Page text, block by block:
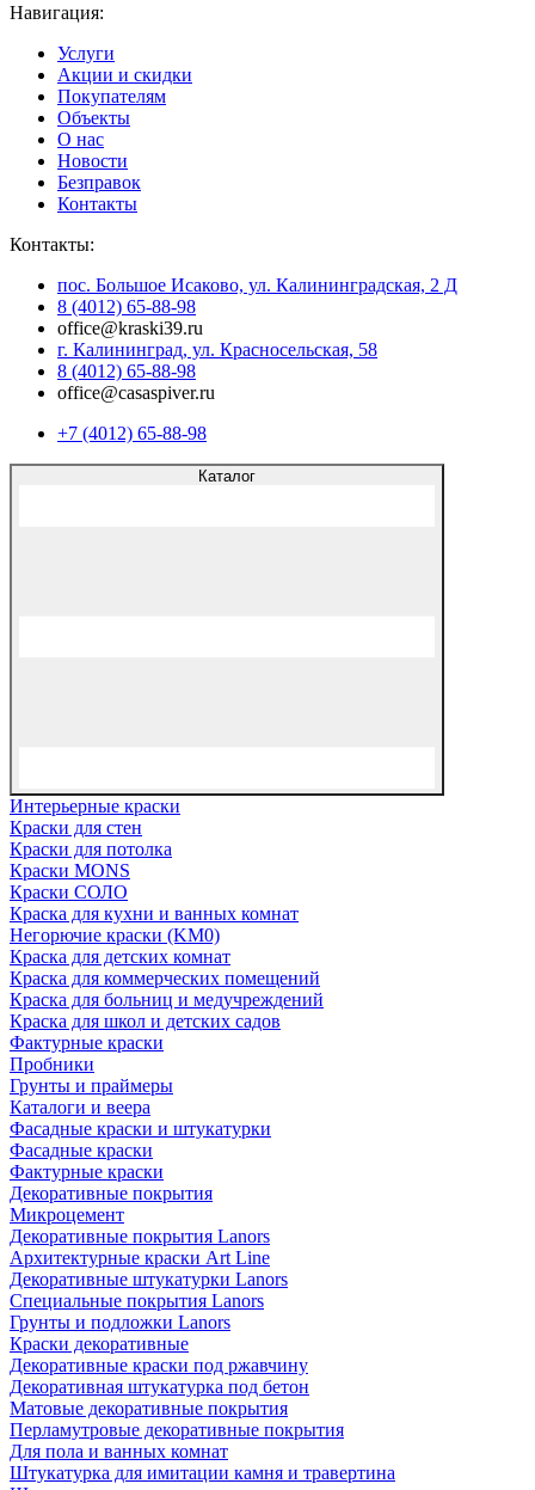
Навигация:
Услуги
Акции и скидки
Покупателям
Объекты
О нас
Новости
Безправок
Контакты
Контакты:
пос. Большое Исаково, ул. Калининградская, 2 Д
8 (4012) 65-88-98
office@kraski39.ru
г. Калининград, ул. Красносельская, 58
8 (4012) 65-88-98
office@casaspiver.ru
+7 (4012) 65-88-98
Каталог
Интерьерные краски
Краски для стен
Краски для потолка
Краски MONS
Краски СОЛО
Краска для кухни и ванных комнат
Негорючие краски (KM0)
Краска для детских комнат
Краска для коммерческих помещений
Краска для больниц и медучреждений
Краска для школ и детских садов
Фактурные краски
Пробники
Грунты и праймеры
Каталоги и веера
Фасадные краски и штукатурки
Фасадные краски
Фактурные краски
Декоративные покрытия
Микроцемент
Декоративные покрытия Lanors
Архитектурные краски Art Line
Декоративные штукатурки Lanors
Специальные покрытия Lanors
Грунты и подложки Lanors
Краски декоративные
Декоративные краски под ржавчину
Декоративная штукатурка под бетон
Матовые декоративные покрытия
Перламутровые декоративные покрытия
Для пола и ванных комнат
Штукатурка для имитации камня и травертина